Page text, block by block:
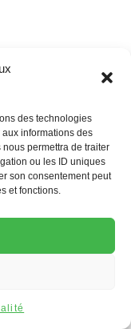
des technologies
informations des
permettra de traiter
ou les ID uniques
son consentement peut
et fonctions.
©2024
Grenoble